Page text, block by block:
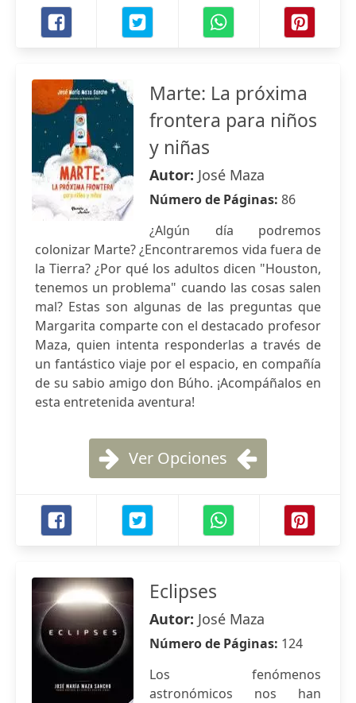
Marte: La próxima
frontera para niños
y niñas
Autor: José Maza
Número de Páginas: 86
¿Algún día podremos
colonizar Marte? ¿Encontraremos vida fuera de
la Tierra? ¿Por qué los adultos dicen "Houston,
tenemos un problema" cuando las cosas salen
mal? Estas son algunas de las preguntas que
Margarita comparte con el destacado profesor
Maza, quien intenta responderlas a través de
un fantástico viaje por el espacio, en compañía
de su sabio amigo don Búho. ¡Acompáñalos en
esta entretenida aventura!
Ver Opciones
Eclipses
Autor: José Maza
Número de Páginas: 124
Los fenómenos
astronómicos nos han